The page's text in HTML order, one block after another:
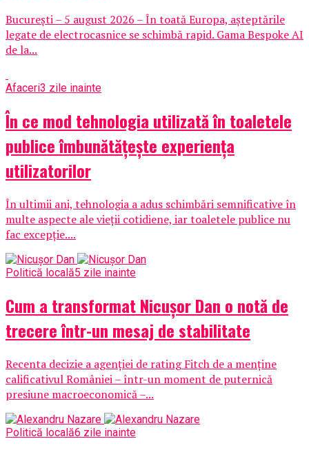
București – 5 august 2026 – În toată Europa, așteptările
legate de electrocasnice se schimbă rapid. Gama Bespoke AI
de la...
Afaceri3 zile inainte
În ce mod tehnologia utilizată în toaletele
publice îmbunătățește experiența
utilizatorilor
În ultimii ani, tehnologia a adus schimbări semnificative în
multe aspecte ale vieții cotidiene, iar toaletele publice nu
fac excepție....
Politică locală5 zile inainte
Cum a transformat Nicușor Dan o notă de
trecere într-un mesaj de stabilitate
Recenta decizie a agenției de rating Fitch de a menține
calificativul României – într-un moment de puternică
presiune macroeconomică –...
Politică locală6 zile inainte